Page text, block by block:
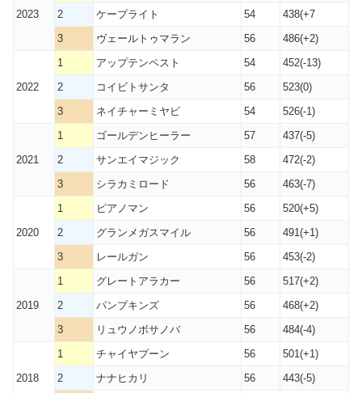
2023
2
ケープライト 54
438(+7
3
ヴェールトゥマラン 56 486(+2)
2022
1 アップテンペスト 54
452(-13)
2
コイビトサンタ 56
523(0)
3
ネイチャーミヤビ 54 526(-1)
2021
1 ゴールデンヒーラー 57
437(-5)
2
サンエイマジック 58
472(-2)
3
シラカミロード 56 463(-7)
2020
1 ピアノマン 56
520(+5)
2
グランメガスマイル 56
491(+1)
3
レールガン 56 453(-2)
2019
1 グレートアラカー 56
517(+2)
2
パンプキンズ 56
468(+2)
3
リュウノボサノバ 56 484(-4)
2018
1 チャイヤプーン 56
501(+1)
2
ナナヒカリ 56
443(-5)